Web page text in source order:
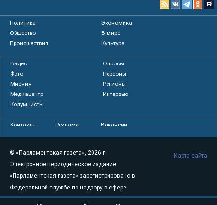
Политика
Экономика
Общество
В мире
Происшествия
Культура
Видео
Опросы
Фото
Персоны
Мнения
Регионы
Медиацентр
Интервью
Колумнисты
Контакты Реклама Вакансии
© «Парламентская газета», 2026 г.
Электронное периодическое издание
«Парламентская газета» зарегистрировано в
Федеральной службе по надзору в сфере
связи, информационных технологий и
Карта сайта